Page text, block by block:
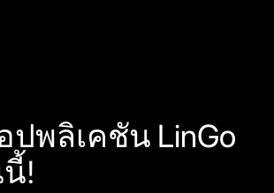
ปพลิเคชัน LinGo
!